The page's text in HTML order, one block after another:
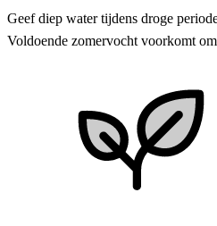
Geef diep water tijdens droge
Voldoende zomervocht voorkomt